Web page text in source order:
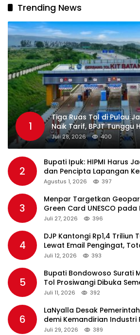
Trending News
1
Tiga Ruas Tol di Pulau
Naik Tarif, BPJT Tunggu
Standar Pelayanan
Juli 28, 2026 400
2
Bupati Ipuk: HIPMI Harus
dan Pencipta Lapangan
Agustus 1, 2026 397
3
Menpar Targetkan
Green Card UNESCO
2026
Juli 27, 2026 396
4
DJP Kantongi Rp1,4 Triliun
Lewat Email Pengingat,
Rp36 Triliun
Juli 12, 2026 393
5
Bupati Bondowoso Surati
Tol Prosiwangi Dibuka
Juli 11, 2026 392
6
LaNyalla Desak
demi Kemandirian
Juli 29, 2026 389